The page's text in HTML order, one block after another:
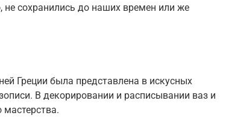
сохранились до наших времен или же
Греции была представлена в искусных
В декорировании и расписывании ваз и